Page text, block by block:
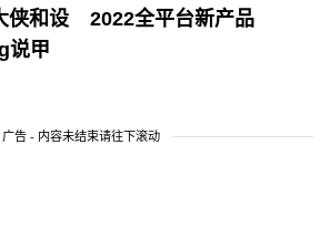
侠和设
说甲
2022全平台新产品
广告 - 内容未结束请往下滚动